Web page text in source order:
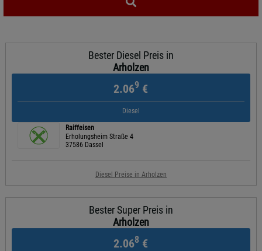
Bester Diesel Preis in
Arholzen
2.069 €
Diesel
Raiffeisen
Erholungsheim Straße 4
37586 Dassel
Diesel Preise in Arholzen
Bester Super Preis in
Arholzen
2.068 €